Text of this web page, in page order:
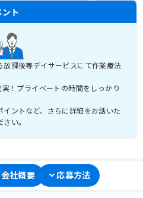
ト
課後等デイサービスにて作業療法
！プライベートの時間をしっかり
ントなど、さらに詳細をお話いた
い。
会社概要 応募方法